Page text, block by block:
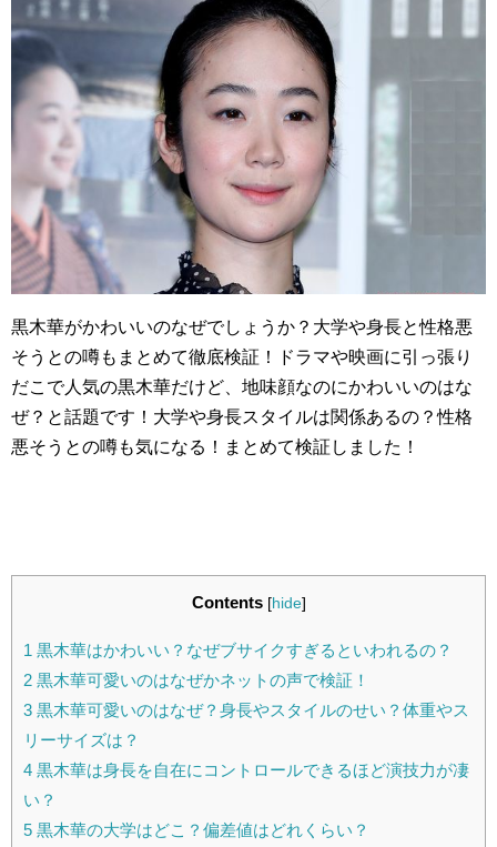
黒木華がかわいいのなぜでしょうか？大学や身長と性格悪
そうとの噂もまとめて徹底検証！ドラマや映画に引っ張り
だこで人気の黒木華だけど、地味顔なのにかわいいのはな
ぜ？と話題です！大学や身長スタイルは関係あるの？性格
悪そうとの噂も気になる！まとめて検証しました！
Contents [hide]
1 黒木華はかわいい？なぜブサイクすぎるといわれるの？
2 黒木華可愛いのはなぜかネットの声で検証！
3 黒木華可愛いのはなぜ？身長やスタイルのせい？体重やス
リーサイズは？
4 黒木華は身長を自在にコントロールできるほど演技力が凄
い？
5 黒木華の大学はどこ？偏差値はどれくらい？